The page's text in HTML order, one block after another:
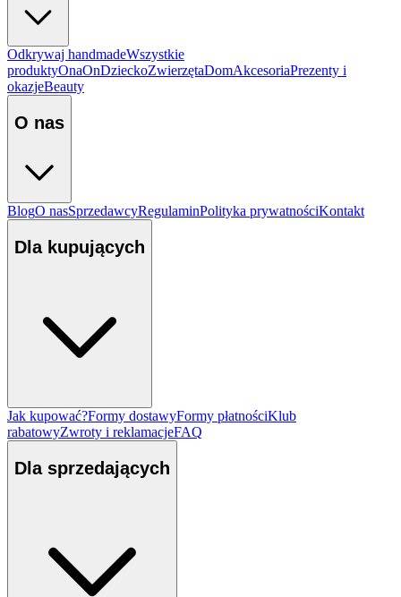
Odkrywaj handmadeWszystkie
produktyOnaOnDzieckoZwierzętaDomAkcesoriaPrezenty i
okazjeBeauty
O nas
BlogO nasSprzedawcyRegulaminPolityka prywatnościKontakt
Dla kupujących
Jak kupować?Formy dostawyFormy płatnościKlub
rabatowyZwroty i reklamacjeFAQ
Dla sprzedających